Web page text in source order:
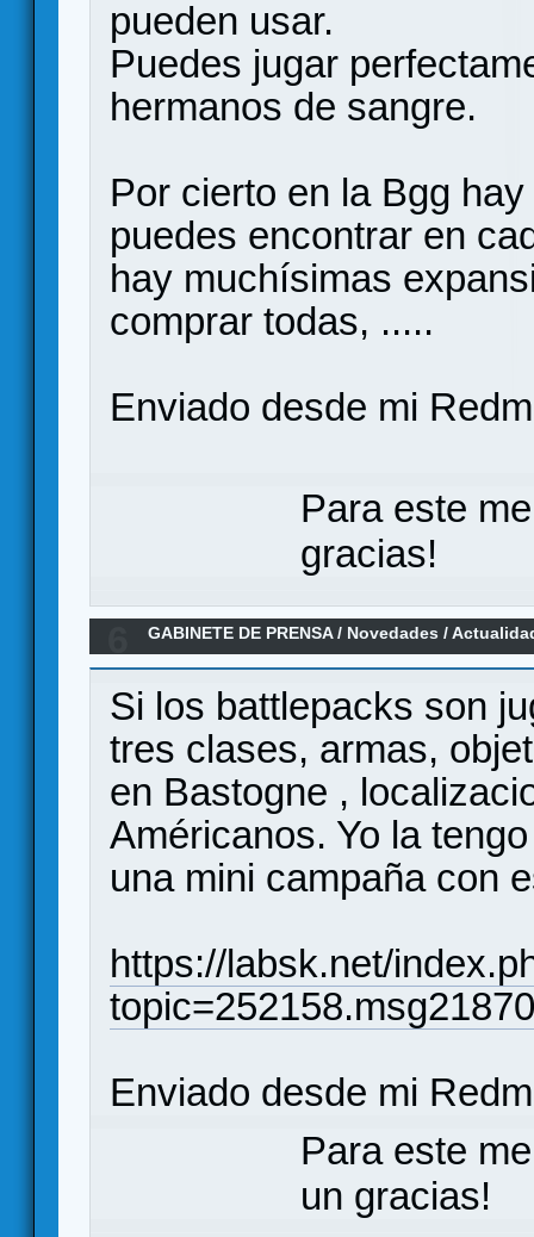
pueden usar.
Puedes jugar
hermanos de sangre.
Por cierto en la Bgg
puedes encontrar en
hay muchísimas
comprar todas, .....
Enviado desde mi
Para este
gracias!
GABINETE DE PRENSA/ Novedades /
Si los battlepacks son
tres clases, armas,
en Bastogne ,
Américanos. Yo la
una mini campaña con
https://labsk.net/
Enviado desde mi
Para este
un gracias!